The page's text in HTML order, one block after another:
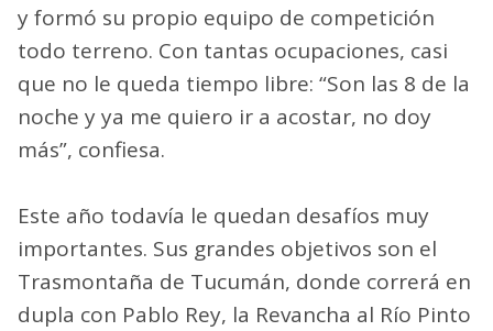
y formó su propio equipo de competición
todo terreno. Con tantas ocupaciones, casi
que no le queda tiempo libre: “Son las 8 de la
noche y ya me quiero ir a acostar, no doy
más”, confiesa.
Este año todavía le quedan desafíos muy
importantes. Sus grandes objetivos son el
Trasmontaña de Tucumán, donde correrá en
dupla con Pablo Rey, la Revancha al Río Pinto